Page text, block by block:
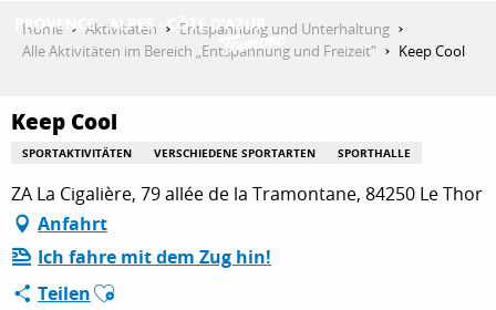
AKTIVITÄTEN
AUFENTHALT
Home Aktivitäten
Entspannung und Unterhaltung
Alle Aktivitäten im Bereich „Entspannung und Freizeit“
Keep Cool
Keep Cool
SPORTAKTIVITÄTEN VERSCHIEDENE SPORTARTEN SPORTHALLE
ZA La Cigalière, 79 allée de la Tramontane, 84250 Le Thor
Anfahrt
Ich fahre mit dem Zug hin!
TeilenAjouter aux favoris